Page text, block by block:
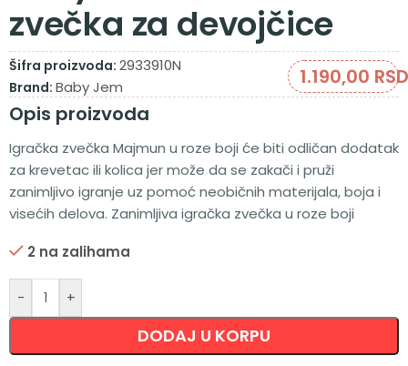
zvečka za devojčice
Šifra proizvoda: 2933910N
Brand: Baby Jem 1.190,00
Opis proizvoda
Igračka zvečka Majmun u roze boji će biti odličan dodatak
za krevetac ili kolica jer može da se zakači i pruži
zanimljivo igranje uz pomoć neobičnih materijala, boja i
visećih delova. Zanimljiva igračka zvečka u roze boji
2 na zalihama
- +
DODAJ U KORPU
Alternative: